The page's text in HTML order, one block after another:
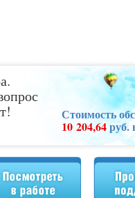
Стоимость
10 204,64руб.
в работе Программа